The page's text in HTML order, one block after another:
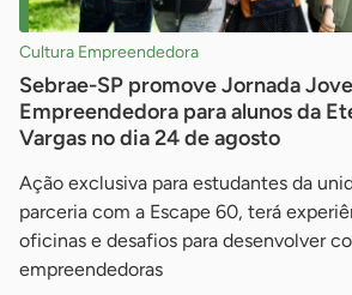
Cultura Empreendedora
Sebrae-SP promove Jornada
Empreendedora para alunos da
Vargas no dia 24 de agosto
Ação exclusiva para estudantes da
parceria com a Escape 60, terá
oficinas e desafios para desenvolver
empreendedoras